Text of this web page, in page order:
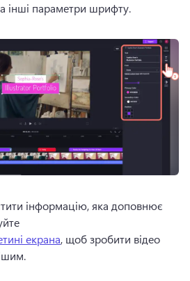
інші параметри шрифту.
інформацію, яка доповнює
екрана, щоб зробити відео